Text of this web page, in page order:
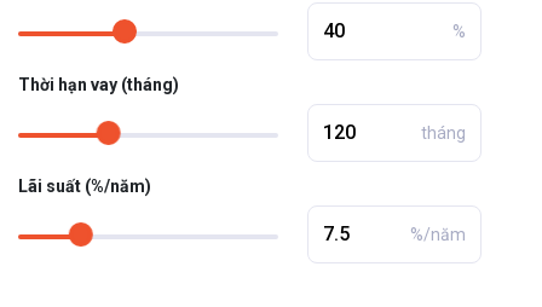
%
Thời hạn vay (tháng)
tháng
Lãi suất (%/năm)
%/năm